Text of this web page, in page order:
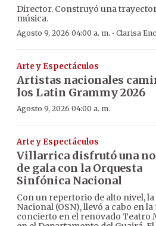
Director. Construyó una
música.
Agosto 9, 2026 04:00 a. m. · Clarisa
Arte y Espectáculos
Artistas nacionales
los Latin Grammy 2026
Agosto 9, 2026 04:00 a. m.
Arte y Espectáculos
Villarrica disfrutó una
de gala con la Orquesta
Sinfónica Nacional
Con un repertorio de alto nivel,
Nacional (OSN), llevó a cabo en
concierto en el renovado Teatro